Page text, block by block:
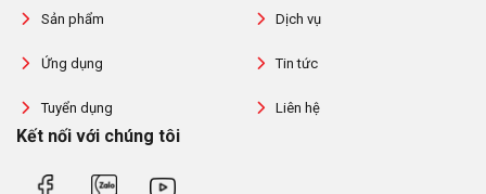
Sản phẩm Dịch vụ
Ứng dụng Tin tức
Tuyển dụng Liên hệ
Kết nối với chúng tôi